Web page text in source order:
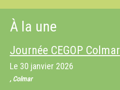
À la une
Journée CEGOP Colmar
Le 30 janvier 2026
, Colmar